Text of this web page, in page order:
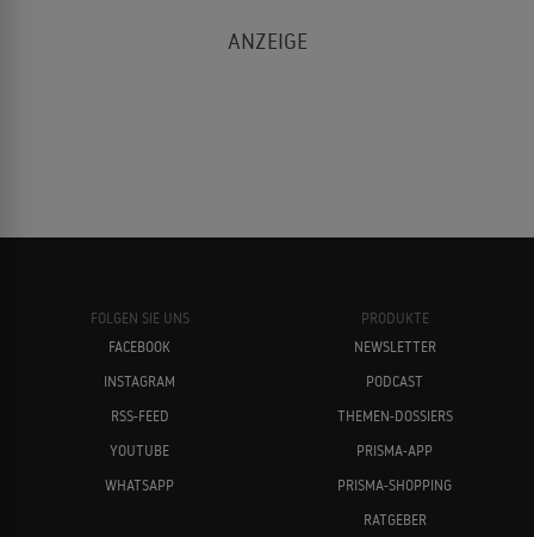
FOLGEN SIE UNS
FACEBOOK
INSTAGRAM
RSS-FEED
YOUTUBE
WHATSAPP
PRODUKTE
NEWSLETTER
PODCAST
THEMEN-DOSSIERS
PRISMA-APP
PRISMA-SHOPPING
RATGEBER